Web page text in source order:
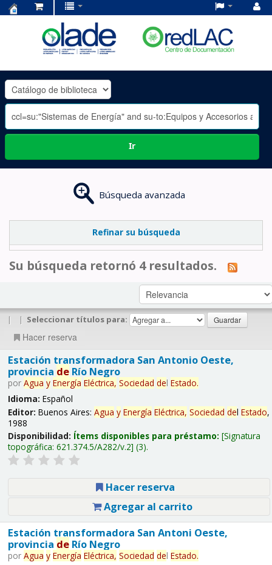
OLADE
-
Ir
Búsqueda avanzada
Refinar su búsqueda
Su búsqueda retornó 4 resultados.
| | Seleccionar títulos para:
Hacer reserva
Estación transformadora San Antonio Oeste,
provincia deRío Negro
por Agua y Energía Eléctrica, Sociedad del Estado.
Idioma: Español
Editor: Buenos Aires: Agua y Energía Eléctrica, Sociedad del Estado,
1988
Disponibilidad: Ítems disponibles para préstamo: Signatura
topográfica: 621.374.5/A282/v.2 (3).
Hacer reserva
Agregar al carrito
Estación transformadora San Antoni Oeste,
provincia deRío Negro
por Agua y Energía Eléctrica, Sociedad del Estado.